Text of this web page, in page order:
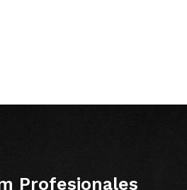
Profesionales